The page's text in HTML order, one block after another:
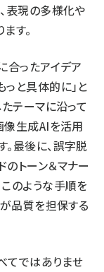
表現の多様化や
す。
合ったアイデア
と具体的に」と
テーマに沿って
像生成AIを活用
最後に、誤字脱
トーン＆マナー
のような手順を
品質を担保する
てではありませ